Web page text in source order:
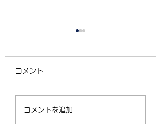
4/2（木）18:30〜
21:00 フリークラス
コメント
コメントを追加…